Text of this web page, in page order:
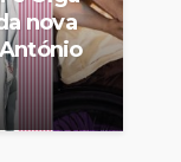
nova